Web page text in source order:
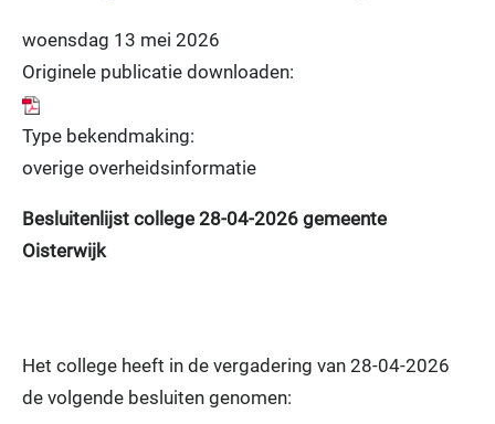
woensdag 13 mei 2026
Originele publicatie downloaden:
Type bekendmaking:
overige overheidsinformatie
Besluitenlijst college 28-04-2026 gemeente
Oisterwijk
Het college heeft in de vergadering van 28-04-2026
de volgende besluiten genomen: